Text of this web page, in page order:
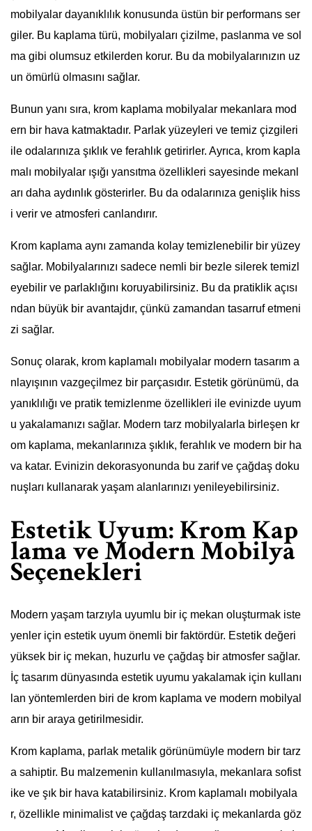
mobilyalar dayanıklılık konusunda üstün bir performans ser
giler. Bu kaplama türü, mobilyaları çizilme, paslanma ve sol
ma gibi olumsuz etkilerden korur. Bu da mobilyalarınızın uz
un ömürlü olmasını sağlar.
Bunun yanı sıra, krom kaplama mobilyalar mekanlara mod
ern bir hava katmaktadır. Parlak yüzeyleri ve temiz çizgileri
ile odalarınıza şıklık ve ferahlık getirirler. Ayrıca, krom kapla
malı mobilyalar ışığı yansıtma özellikleri sayesinde mekanl
arı daha aydınlık gösterirler. Bu da odalarınıza genişlik hiss
i verir ve atmosferi canlandırır.
Krom kaplama aynı zamanda kolay temizlenebilir bir yüzey
sağlar. Mobilyalarınızı sadece nemli bir bezle silerek temizl
eyebilir ve parlaklığını koruyabilirsiniz. Bu da pratiklik açısı
ndan büyük bir avantajdır, çünkü zamandan tasarruf etmeni
zi sağlar.
Sonuç olarak, krom kaplamalı mobilyalar modern tasarım a
nlayışının vazgeçilmez bir parçasıdır. Estetik görünümü, da
yanıklılığı ve pratik temizlenme özellikleri ile evinizde uyum
u yakalamanızı sağlar. Modern tarz mobilyalarla birleşen kr
om kaplama, mekanlarınıza şıklık, ferahlık ve modern bir ha
va katar. Evinizin dekorasyonunda bu zarif ve çağdaş doku
nuşları kullanarak yaşam alanlarınızı yenileyebilirsiniz.
Estetik Uyum: Krom Kap
lama ve Modern Mobilya
Seçenekleri
Modern yaşam tarzıyla uyumlu bir iç mekan oluşturmak iste
yenler için estetik uyum önemli bir faktördür. Estetik değeri
yüksek bir iç mekan, huzurlu ve çağdaş bir atmosfer sağlar.
İç tasarım dünyasında estetik uyumu yakalamak için kullanı
lan yöntemlerden biri de krom kaplama ve modern mobilyal
arın bir araya getirilmesidir.
Krom kaplama, parlak metalik görünümüyle modern bir tarz
a sahiptir. Bu malzemenin kullanılmasıyla, mekanlara sofist
ike ve şık bir hava katabilirsiniz. Krom kaplamalı mobilyala
r, özellikle minimalist ve çağdaş tarzdaki iç mekanlarda göz